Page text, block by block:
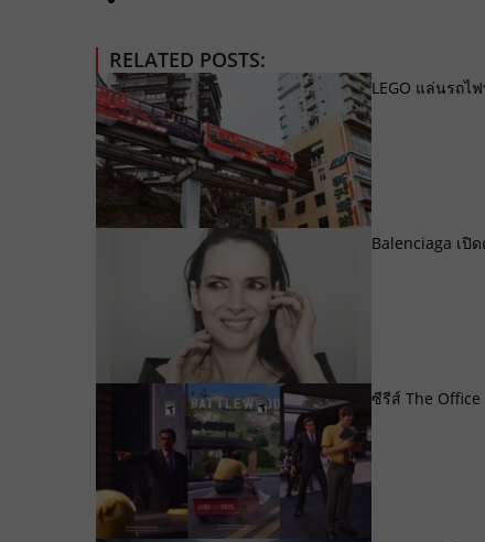
RELATED POSTS:
LEGO แล่นรถไ
Balenciaga เปิ
ซีรีส์ The